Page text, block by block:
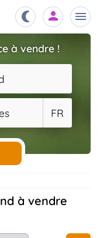
à vendre !
FR